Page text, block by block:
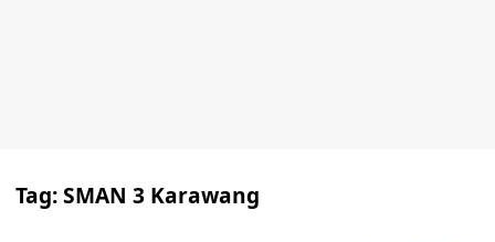
Tag:SMAN 3 Karawang